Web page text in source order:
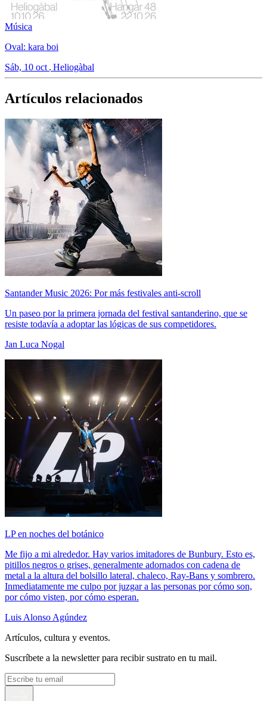
Música
Oval: kara boi
Sáb, 10 oct Heliogàbal
Artículos relacionados
Santander Music 2026: Por más festivales anti-scroll
Un paseo por la primera jornada del festival santanderino, que se
resiste todavía a adoptar las lógicas de sus competidores.
Jan Luca Nogal
LP en noches del botánico
Me fijo a mi alrededor. Hay varios imitadores de Bunbury. Esto es,
pitillos negros o grises, generalmente adornados con cadena de
metal a la altura del bolsillo lateral, chaleco, Ray-Bans y sombrero.
Inmediatamente me culpo por juzgar a las personas por cómo son,
por cómo visten, por cómo esperan.
Luis Alonso Agúndez
Artículos, cultura y eventos.
Suscríbete a la newsletter para recibir sustrato en tu mail.